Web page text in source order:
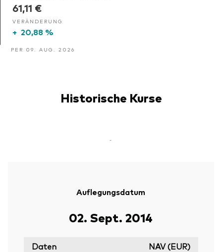
61,11 €
VERÄNDERUNG
+ 20,88 %
PER 09. AUG. 2026
Historische Kurse
-
Auflegungsdatum
02. Sept. 2014
Daten
NAV (EUR)